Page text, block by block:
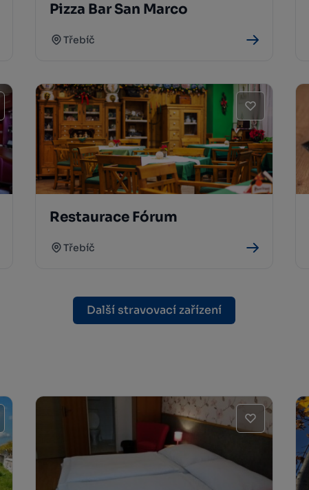
Pizza Bar San Marco
Třebíč
Restaurace Fórum
Třebíč
Další stravovací zařízení